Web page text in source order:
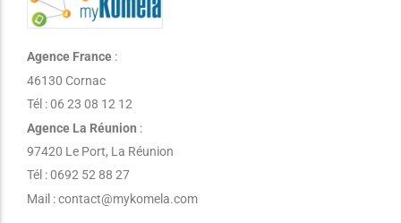
Agence France :
46130 Cornac
Tél : 06 23 08 12 12
Agence La Réunion :
97420 Le Port, La Réunion
Tél : 0692 52 88 27
Mail : contact@mykomela.com